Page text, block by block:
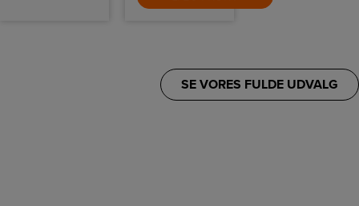
SE VORES FULDE UDVALG